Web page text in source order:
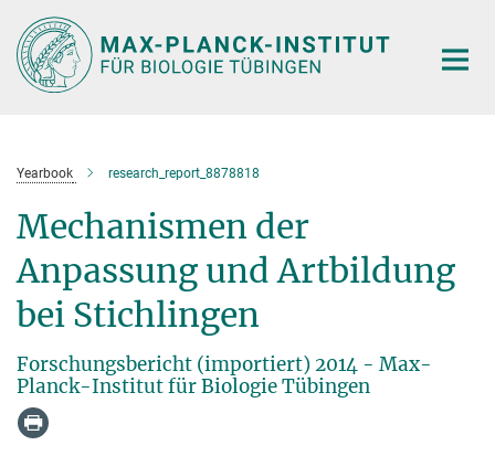
Hauptinhalt
Yearbook research_report_8878818
Mechanismen der
Anpassung und Artbildung
bei Stichlingen
Forschungsbericht (importiert) 2014 - Max-
Planck-Institut für Biologie Tübingen